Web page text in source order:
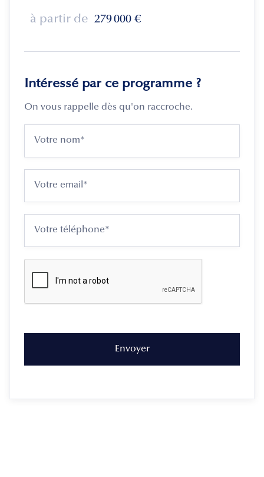
à partir de 279 000 €
Intéressé par ce programme ?
On vous rappelle dès qu'on raccroche.